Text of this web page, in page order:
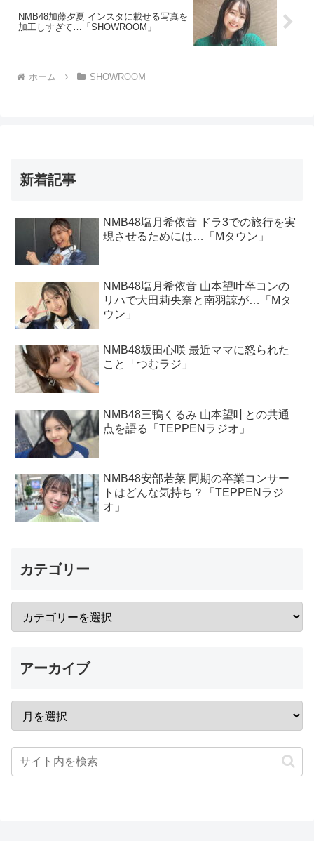
NMB48加藤夕夏 インスタに載せる写真を
加工しすぎて…「SHOWROOM」
ホーム SHOWROOM
新着記事
NMB48塩月希依音 ドラ3での旅行を実
現させるためには…「Mタウン」
NMB48塩月希依音 山本望叶卒コンの
リハで大田莉央奈と南羽諒が…「Mタ
ウン」
NMB48坂田心咲 最近ママに怒られた
こと「つむラジ」
NMB48三鴨くるみ 山本望叶との共通
点を語る「TEPPENラジオ」
NMB48安部若菜 同期の卒業コンサー
トはどんな気持ち？「TEPPENラジ
オ」
カテゴリー
アーカイブ